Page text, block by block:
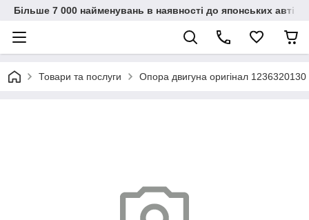
Більше 7 000 найменувань в наявності до японських
Товари та послуги Опора двигуна оригінал